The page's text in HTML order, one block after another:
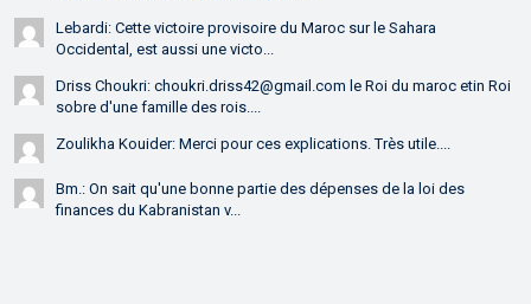
Lebardi: Cette victoire provisoire du Maroc sur le Sahara
Occidental, est aussi une victo...
Driss Choukri: choukri.driss42@gmail.com le Roi du maroc etin Roi
sobre d'une famille des rois....
Zoulikha Kouider: Merci pour ces explications. Très utile....
Bm.: On sait qu'une bonne partie des dépenses de la loi des
finances du Kabranistan v...